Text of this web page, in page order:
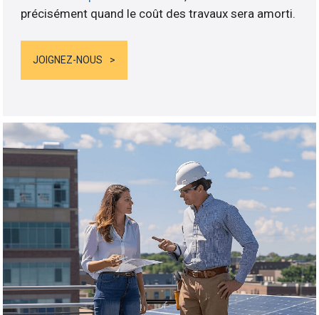
précisément quand le coût des travaux sera amorti.
JOIGNEZ-NOUS